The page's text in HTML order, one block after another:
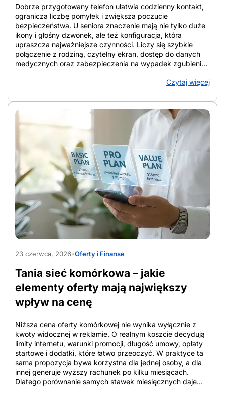
Dobrze przygotowany telefon ułatwia codzienny kontakt,
ogranicza liczbę pomyłek i zwiększa poczucie
bezpieczeństwa. U seniora znaczenie mają nie tylko duże
ikony i głośny dzwonek, ale też konfiguracja, która
upraszcza najważniejsze czynności. Liczy się szybkie
połączenie z rodziną, czytelny ekran, dostęp do danych
medycznych oraz zabezpieczenia na wypadek zgubienia
zebrano konkretne rozwiązania, które porządkują ekran,
smartfona. Telefon staje się wtedy narzędziem wsparcia, a
nie źródłem chaosu. Z artykułu dowiesz się: Jak
przygotować telefon seniora do bezpiecznego
codziennego użytkowania Jak przygotować telefon
seniora do bezpiecznego codziennego użytkowania?
Punkt wyjścia stanowi wybór urządzenia, które po
konfiguracji daje czytelny ekran, prostą obsługę, szybki
kontakt z bliskimi i lepszą ochronę przed zgubieniem,
awarią oraz spamem. Dobrze ustawiony smartfon bywa
wygodniejszy niż klasyczny telefon, bo ma większy
wyświetlacz, wyraźniejsze litery i prostsze wybieranie
kontaktów dotykiem. Gdy ustawienia Androida dla seniora
są dopasowane do wzroku i nawyków użytkownika,
obsługa smartfona dla seniora staje się bardziej intuicyjna
niż korzystanie z małych klawiszy. Klasyczny telefon
ogranicza funkcje bezpieczeństwa. Android dla seniora
warunkiem uproszczenia interfejsu. Gdy smartfon okazuje
się zbyt […]
Czytaj więcej
AdobeStock_2033712735
23 czerwca, 2026•Oferty i Finanse
Tania sieć komórkowa – jakie
elementy oferty mają największy
wpływ na cenę
Niższa cena oferty komórkowej nie wynika wyłącznie z
kwoty widocznej w reklamie. O realnym koszcie decydują
limity internetu, warunki promocji, długość umowy, opłaty
startowe i dodatki, które łatwo przeoczyć. W praktyce ta
sama propozycja bywa korzystna dla jednej osoby, a dla
innej generuje wyższy rachunek po kilku miesiącach.
Dlatego porównanie samych stawek miesięcznych daje